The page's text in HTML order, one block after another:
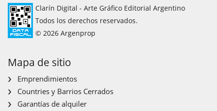
Clarín Digital - Arte Gráfico Editorial Argentino
Todos los derechos reservados.
© 2026 Argenprop
Mapa de sitio
Emprendimientos
Countries y Barrios Cerrados
Garantías de alquiler